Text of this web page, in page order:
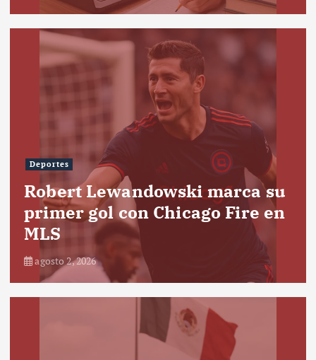
Deportes
Robert Lewandowski marca su
primer gol con Chicago Fire en
MLS
agosto 2, 2026